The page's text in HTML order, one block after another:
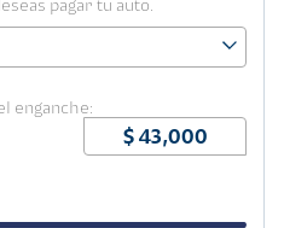
pagar tu auto.
enganche: